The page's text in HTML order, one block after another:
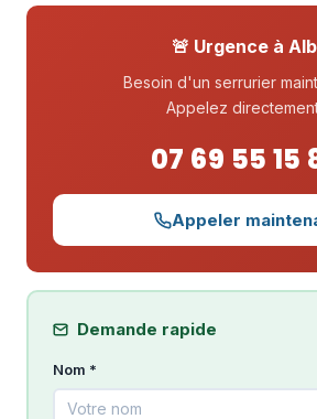
🚨 Urgence à
Besoin d'un serrurier
Appelez
07 69 55 15
Appeler
Demande rapide
Nom *